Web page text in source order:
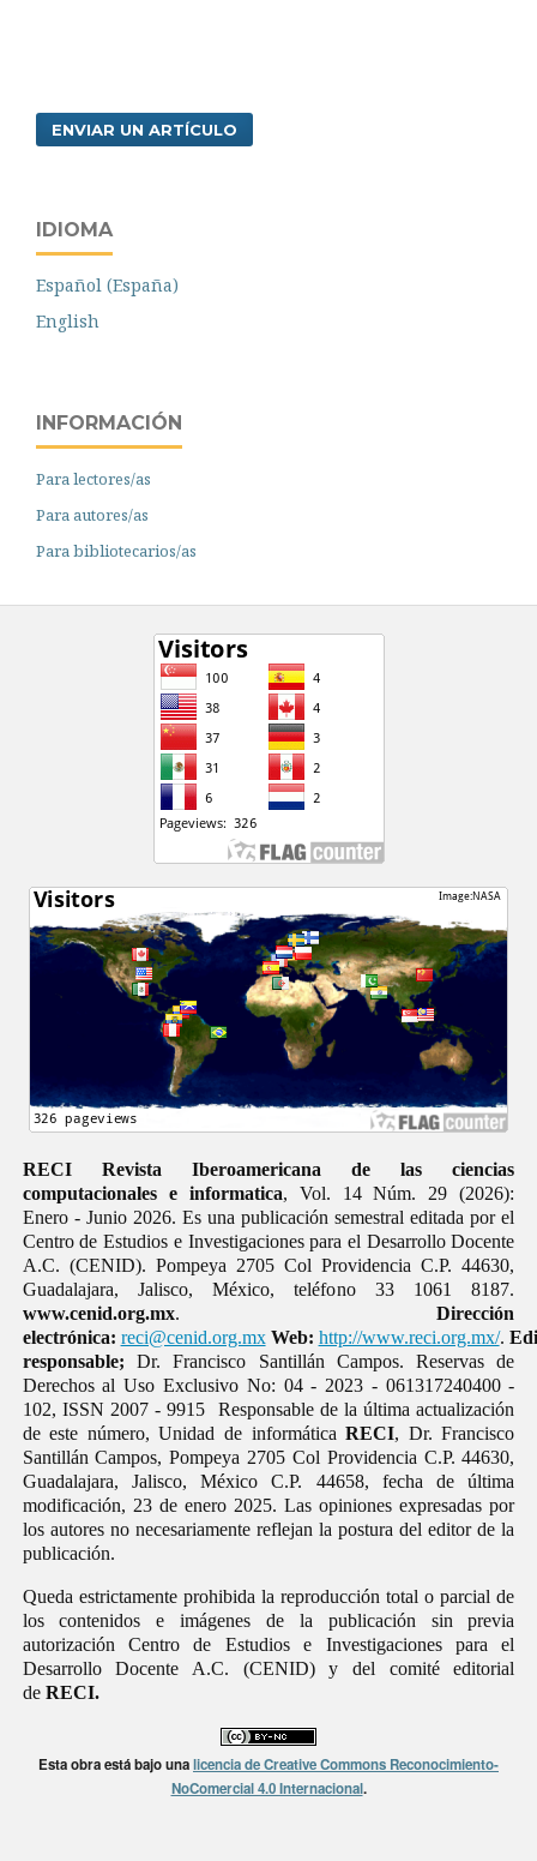
ENVIAR UN ARTÍCULO
IDIOMA
Español (España)
English
INFORMACIÓN
Para lectores/as
Para autores/as
Para bibliotecarios/as
RECI Revista Iberoamericana de las ciencias
computacionales e informatica, Vol. 14 Núm. 29 (2026):
Enero - Junio 2026. Es una publicación semestral editada por el
Centro de Estudios e Investigaciones para el Desarrollo Docente
A.C. (CENID). Pompeya 2705 Col Providencia C.P. 44630,
Guadalajara, Jalisco, México, teléfono 33 1061 8187.
www.cenid.org.mx.Dirección
electrónica: reci@cenid.org.mx Web: http://www.reci.org.mx/.
responsable; Dr. Francisco Santillán Campos. Reservas de
Derechos al Uso Exclusivo No: 04 - 2023 - 061317240400 -
102, ISSN 2007 - 9915 Responsable de la última actualización
de este número, Unidad de informáticaRECI, Dr. Francisco
Santillán Campos, Pompeya 2705 Col Providencia C.P. 44630,
Guadalajara, Jalisco, México C.P. 44658, fecha de última
modificación, 23 de enero 2025. Las opiniones expresadas por
los autores no necesariamente reflejan la postura del editor de la
publicación.
Queda estrictamente prohibida la reproducción total o parcial de
los contenidos e imágenes de la publicación sin previa
autorización Centro de Estudios e Investigaciones para el
Desarrollo Docente A.C. (CENID) y del comité editorial
de RECI.
Esta obra está bajo unalicencia de Creative Commons Reconocimiento-
NoComercial 4.0 Internacional.